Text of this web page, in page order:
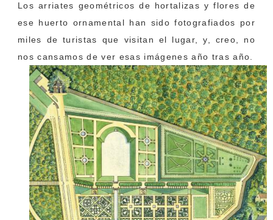
Los arriates geométricos de hortalizas y flores de
ese huerto ornamental han sido fotografiados por
miles de turistas que visitan el lugar, y, creo, no
nos cansamos de ver esas imágenes año tras año.